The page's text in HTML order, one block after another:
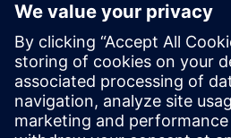
ホワイトペーパー
DDRxメモリ・イン
も複雑で新しいバス
本稿では、DDRxの課題を複